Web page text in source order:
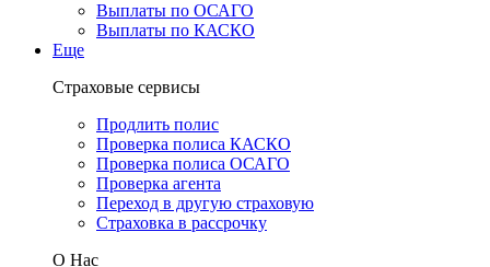
Выплаты по ОСАГО
Выплаты по КАСКО
Еще
Страховые сервисы
Продлить полис
Проверка полиса КАСКО
Проверка полиса ОСАГО
Проверка агента
Переход в другую страховую
Страховка в рассрочку
О Нас